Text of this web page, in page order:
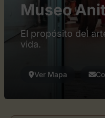
Museo
El propósito del
vida.
Ver Mapa